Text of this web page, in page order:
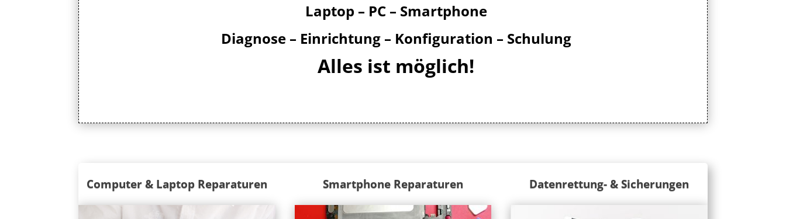
Laptop – PC – Smartphone
Diagnose – Einrichtung – Konfiguration – Schulung
Alles ist möglich!
Computer & Laptop Reparaturen Smartphone Reparaturen Datenrettung- & Sicherungen